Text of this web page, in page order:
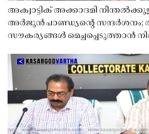
അക്വാട്ടിക് അക്കാദമി
അർജുൻ പാണ്ഡ്യൻ്റെ സന്ദർശനം;
സൗകര്യങ്ങൾ മെച്ചപ്പെടുത്താൻ